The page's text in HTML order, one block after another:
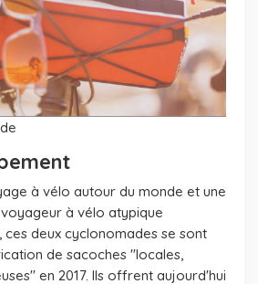
à vélo autour du monde et une
à vélo atypique
ces deux cyclonomades se sont
de sacoches "locales,
en 2017. Ils offrent aujourd'hui